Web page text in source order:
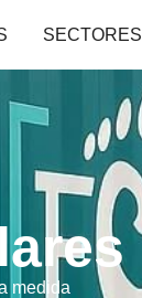
SECTORES
medida